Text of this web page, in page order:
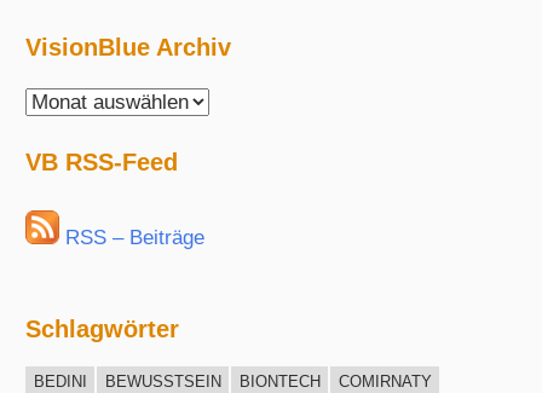
VisionBlue Archiv
VisionBlue
VB RSS-Feed
RSS – Beiträge
Schlagwörter
BEDINI BEWUSSTSEIN BIONTECH
COMIRNATY